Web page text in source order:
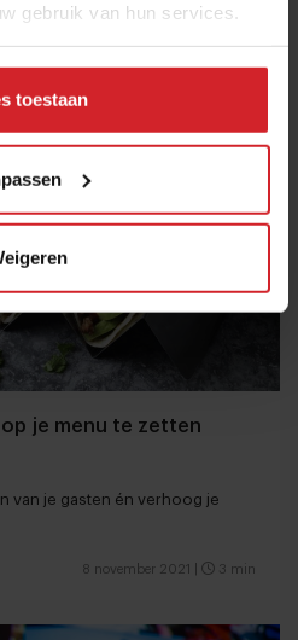
gebruik van hun services.
toestaan
9 november 2021 | 3 min
je menu te zetten
van je gasten én verhoog je
8 november 2021 3 min